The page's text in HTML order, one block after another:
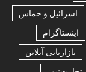
اسرائیل و حماس
اینستاگرام
بازاریابی آنلاین